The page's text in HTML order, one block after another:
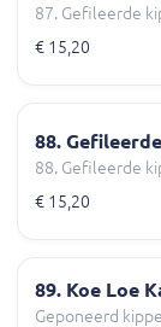
87. Gefileerde
€ 15,20
88.
88. Gefileerde
€ 15,20
89. Koe Loe
Geponeerd